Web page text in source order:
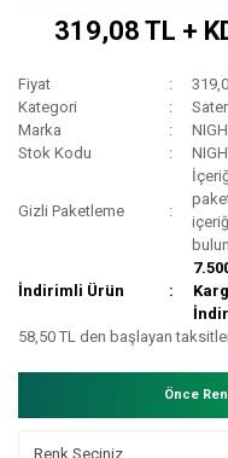
319,08 TL +
Fiyat
Kategori
Marka
Stok Kodu
Gizli Paketleme
İndirimli Ürün
58,50 TL den başlayan
Önce